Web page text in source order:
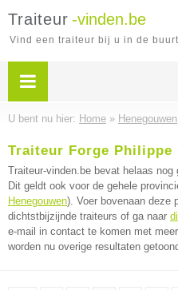
Traiteur -vinden.be
Vind een traiteur bij u in de
U bent nu hier: Home » Henegouwen
Traiteur Forge Philippe
Traiteur-vinden.be bevat helaas nog
Dit geldt ook voor de gehele
Henegouwen). Voer bovenaan deze
dichtstbijzijnde traiteurs of ga naar
e-mail in contact te komen met
worden nu overige resultaten